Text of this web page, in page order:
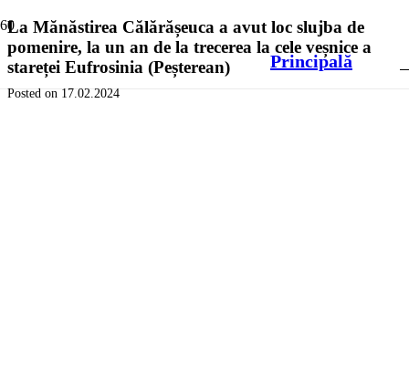
Principală
La Mănăstirea Călărășeuca a avut loc slujba de
pomenire, la un an de la trecerea la cele veșnice a
stareței Eufrosinia (Peșterean)
Posted on 17.02.2024